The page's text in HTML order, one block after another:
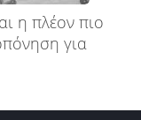
η πλέον πιο
για